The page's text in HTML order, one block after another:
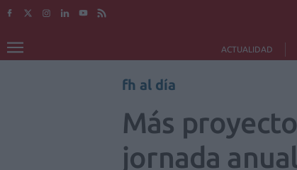
ACTUALIDAD
fh al día
Más
jornada